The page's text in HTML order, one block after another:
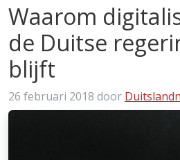
Waarom
de Duitse
blijft
26 februari 2018 door